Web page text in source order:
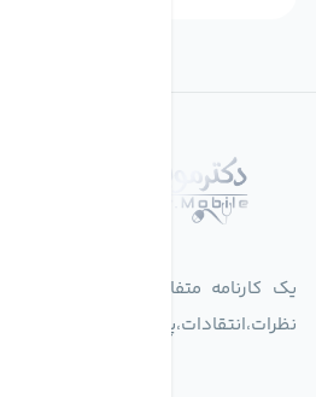
یک کارنامه متفاوت از زندگیت ثبت
نظرات،انتقادات،پیشنهاداتتان را به سامانه 30004719 ارسال